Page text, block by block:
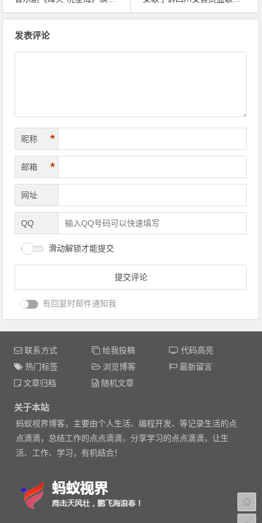
发表评论
昵称 *
邮箱 *
网址
QQ
滑动解锁才能提交
有回复时邮件通知我
联系方式 给我投稿
代码高亮
热门标签
浏览博客
最新留言
文章归档
随机文章
关于本站
蚂蚁视界博客，主要由个人生活、编程开发、等记录生活的点
点滴滴，总结工作的点点滴滴，分享学习的点点滴滴，让生
活、工作、学习，有机结合！